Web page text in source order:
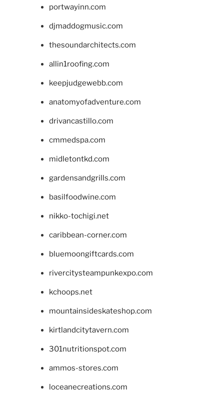
portwayinn.com
djmaddogmusic.com
thesoundarchitects.com
allin1roofing.com
keepjudgewebb.com
anatomyofadventure.com
drivancastillo.com
cmmedspa.com
midletontkd.com
gardensandgrills.com
basilfoodwine.com
nikko-tochigi.net
caribbean-corner.com
bluemoongiftcards.com
rivercitysteampunkexpo.com
kchoops.net
mountainsideskateshop.com
kirtlandcitytavern.com
301nutritionspot.com
ammos-stores.com
loceanecreations.com